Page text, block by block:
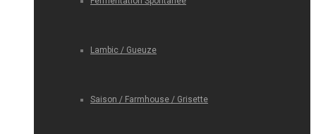
Lambic / Gueuze
Saison / Farmhouse / Grisette